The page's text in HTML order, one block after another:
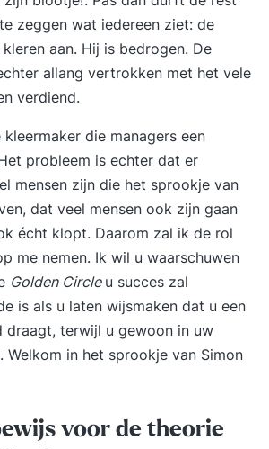
en het succes wat je hebt in
en professionele ontwikkeling,
communicatie, (persoonlijk)
zeggen wat iedereen ziet: de
aan. Hij is bedrogen. De
allang vertrokken met het vele
verdiend.
kleermaker die managers een
probleem is echter dat er
mensen zijn die het sprookje van
dat veel mensen ook zijn gaan
écht klopt. Daarom zal ik de rol
me nemen. Ik wil u waarschuwen
Golden Circle u succes zal
is als u laten wijsmaken dat u een
draagt, terwijl u gewoon in uw
in het sprookje van Simon
voor de theorie